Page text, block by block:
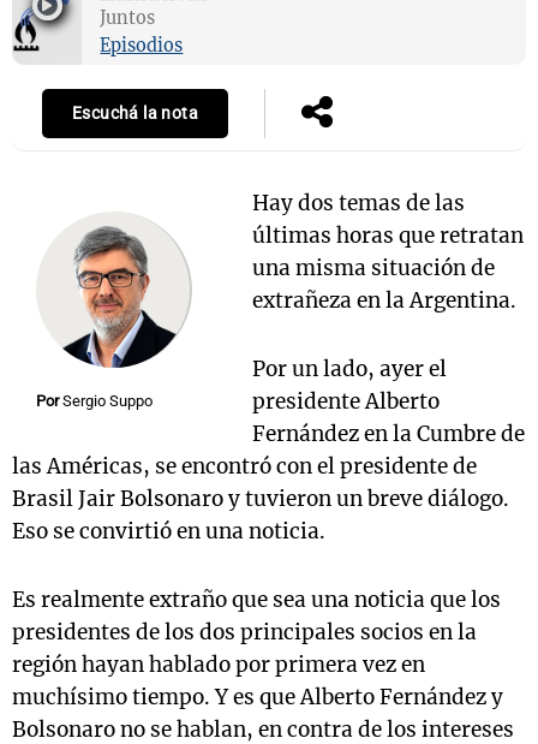
Juntos
Episodios
Escuchá la nota
Por Sergio Suppo
Hay dos temas de las
últimas horas que retratan
una misma situación de
extrañeza en la Argentina.
Por un lado, ayer el
presidente Alberto
Fernández en la Cumbre de
las Américas, se encontró con el presidente de
Brasil Jair Bolsonaro y tuvieron un breve diálogo.
Eso se convirtió en una noticia.
Es realmente extraño que sea una noticia que los
presidentes de los dos principales socios en la
región hayan hablado por primera vez en
muchísimo tiempo. Y es que Alberto Fernández y
Bolsonaro no se hablan, en contra de los intereses
Mundial 2026
Notas
La Sole en
Cadena 3